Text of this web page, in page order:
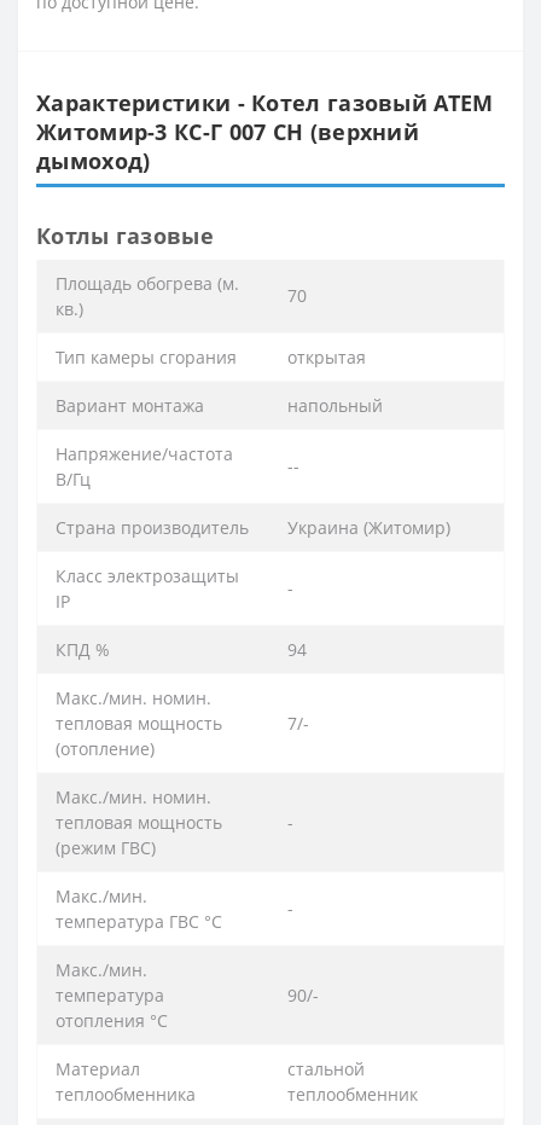
Характеристики - Котел газовый АТЕМ
Житомир-3 КС-Г 007 СН (верхний
дымоход)
Котлы газовые
Площадь обогрева (м.
кв.)
70
Тип камеры сгорания открытая
Вариант монтажа напольный
Напряжение/частота
В/Гц
--
Страна производитель Украина (Житомир)
Класс электрозащиты
IP
-
КПД % 94
Макс./мин. номин.
тепловая мощность
(отoпление)
7/-
Макс./мин. номин.
тепловая мощность
(режим ГВС)
-
Макс./мин.
температура ГВС °C
-
Макс./мин.
температура
отопления °C
90/-
Материал
теплообменника
стальной
теплообменник